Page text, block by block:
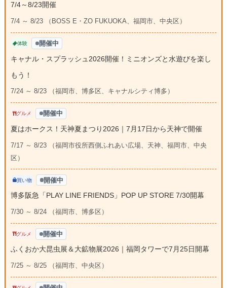
7/4～8/23開催
7/4 ～ 8/23 （BOSS E・ZO FUKUOKA、福岡市、中央区）
体験 開催中
キャナル・スプラッシュ2026開催！ミニオンズと水遊びを楽し
もう！
7/24 ～ 8/23 （福岡市、博多区、キャナルシティ博多）
グルメ 開催中
夏はホークス！天神夏まつり2026｜7月17日から天神で開催
7/17 ～ 8/23 （福岡市役所西側ふれあい広場、天神、福岡市、中央
区）
買い物 開催中
博多阪急「PLAY LINE FRIENDS」POP UP STORE 7/30開幕
7/30 ～ 8/24 （福岡市、博多区）
グルメ 開催中
ふくおか大昆虫展＆大鉱物展2026｜福岡タワーで7月25日開幕
7/25 ～ 8/25 （福岡市、中央区）